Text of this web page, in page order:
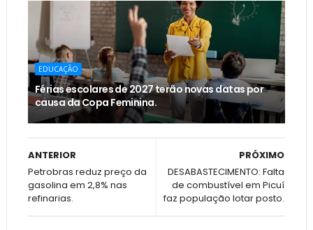
EDUCAÇÃO
Férias escolares de 2027 terão novas datas por
causa da Copa Feminina.
PRÓXIMO
DESABASTECIMENTO: Falta
de combustível em Picuí
faz população lotar posto.
ANTERIOR
Petrobras reduz preço da
gasolina em 2,8% nas
refinarias.